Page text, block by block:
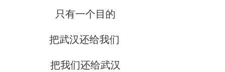
只有一个目的
把武汉还给我们
把我们还给武汉